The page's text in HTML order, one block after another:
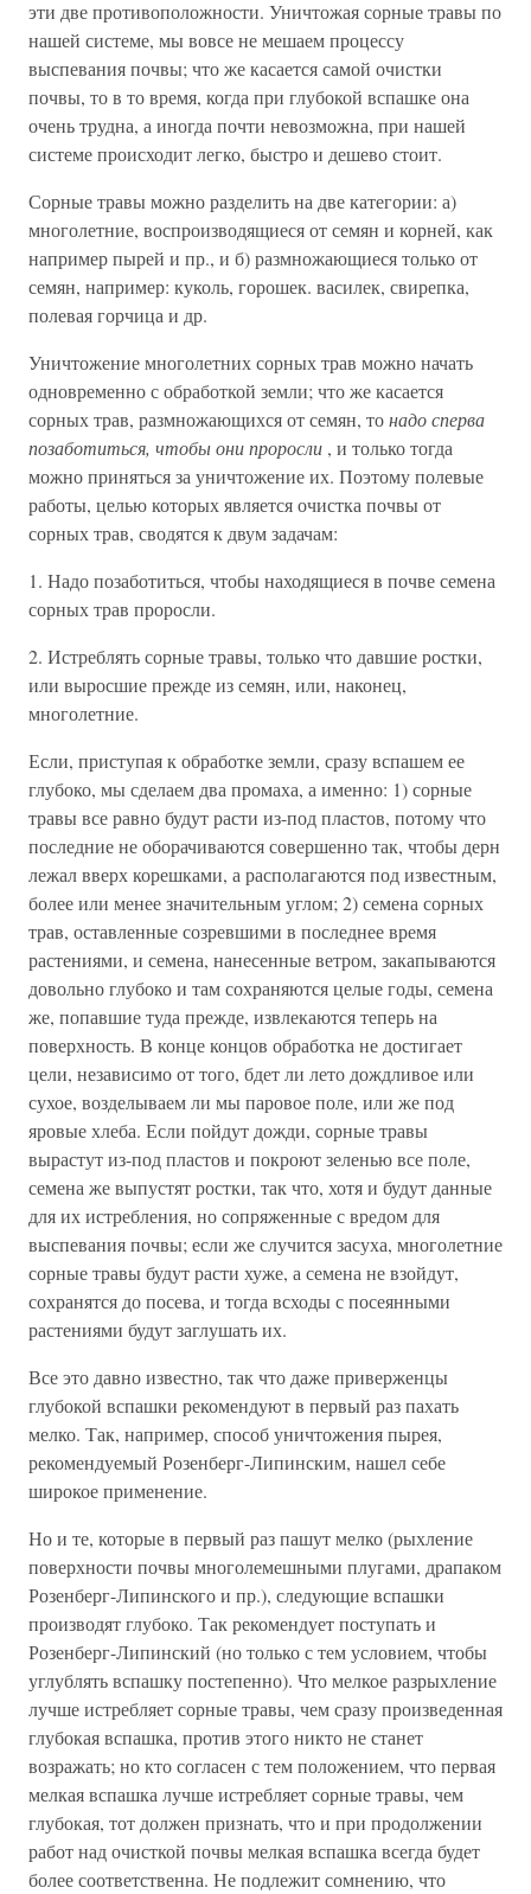
эти две противоположности. Уничтожая сорные травы по
нашей системе, мы вовсе не мешаем процессу
выспевания почвы; что же касается самой очистки
почвы, то в то время, когда при глубокой вспашке она
очень трудна, а иногда почти невозможна, при нашей
системе происходит легко, быстро и дешево стоит.
Сорные травы можно разделить на две категории: а)
многолетние, воспроизводящиеся от семян и корней, как
например пырей и пр., и б) размножающиеся только от
семян, например: куколь, горошек. василек, свирепка,
полевая горчица и др.
Уничтожение многолетних сорных трав можно начать
одновременно с обработкой земли; что же касается
сорных трав, размножающихся от семян, тонадо сперва
позаботиться, чтобы они проросли , и только тогда
можно приняться за уничтожение их. Поэтому полевые
работы, целью которых является очистка почвы от
сорных трав, сводятся к двум задачам:
1. Надо позаботиться, чтобы находящиеся в почве семена
сорных трав проросли.
2. Истреблять сорные травы, только что давшие ростки,
или выросшие прежде из семян, или, наконец,
многолетние.
Если, приступая к обработке земли, сразу вспашем ее
глубоко, мы сделаем два промаха, а именно: 1) сорные
травы все равно будут расти из-под пластов, потому что
последние не оборачиваются совершенно так, чтобы дерн
лежал вверх корешками, а располагаются под известным,
более или менее значительным углом; 2) семена сорных
трав, оставленные созревшими в последнее время
растениями, и семена, нанесенные ветром, закапываются
довольно глубоко и там сохраняются целые годы, семена
же, попавшие туда прежде, извлекаются теперь на
поверхность. В конце концов обработка не достигает
цели, независимо от того, бдет ли лето дождливое или
сухое, возделываем ли мы паровое поле, или же под
яровые хлеба. Если пойдут дожди, сорные травы
вырастут из-под пластов и покроют зеленью все поле,
семена же выпустят ростки, так что, хотя и будут данные
для их истребления, но сопряженные с вредом для
выспевания почвы; если же случится засуха, многолетние
сорные травы будут расти хуже, а семена не взойдут,
сохранятся до посева, и тогда всходы с посеянными
растениями будут заглушать их.
Все это давно известно, так что даже приверженцы
глубокой вспашки рекомендуют в первый раз пахать
мелко. Так, например, способ уничтожения пырея,
рекомендуемый Розенберг-Липинским, нашел себе
широкое применение.
Но и те, которые в первый раз пашут мелко (рыхление
поверхности почвы многолемешными плугами, драпаком
Розенберг-Липинского и пр.), следующие вспашки
производят глубоко. Так рекомендует поступать и
Розенберг-Липинский (но только с тем условием, чтобы
углублять вспашку постепенно). Что мелкое разрыхление
лучше истребляет сорные травы, чем сразу произведенная
глубокая вспашка, против этого никто не станет
возражать; но кто согласен с тем положением, что первая
мелкая вспашка лучше истребляет сорные травы, чем
глубокая, тот должен признать, что и при продолжении
работ над очисткой почвы мелкая вспашка всегда будет
более соответственна. Не подлежит сомнению, что